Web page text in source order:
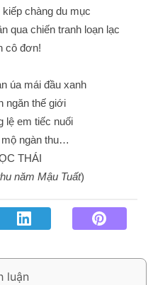
chàng du mục
qua chiến tranh loạn lạc
cô đơn!
đầu xanh
ngăn thế giới
lệ em tiếc nuối
ngàn thu…
THÁI
năm Mậu Tuất)
gì để nhớ!